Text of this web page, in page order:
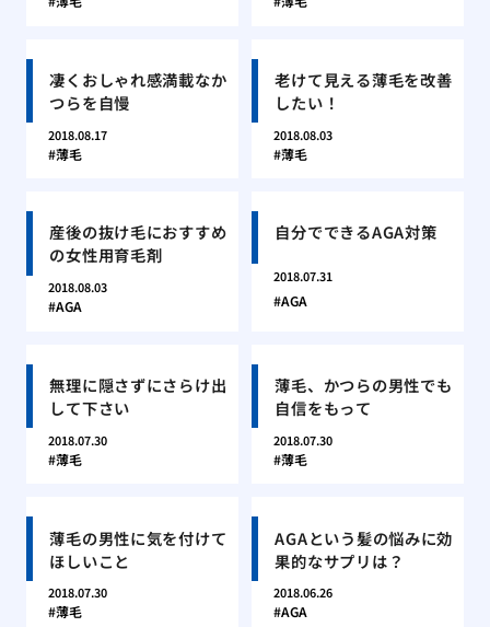
凄くおしゃれ感満載なか
つらを自慢
2018.08.17
薄毛
老けて見える薄毛を改善
したい！
2018.08.03
薄毛
産後の抜け毛におすすめ
の女性用育毛剤
2018.08.03
AGA
自分でできるAGA対策
2018.07.31
AGA
無理に隠さずにさらけ出
して下さい
2018.07.30
薄毛
薄毛、かつらの男性でも
自信をもって
2018.07.30
薄毛
薄毛の男性に気を付けて
ほしいこと
2018.07.30
薄毛
AGAという髪の悩みに効
果的なサプリは？
2018.06.26
AGA